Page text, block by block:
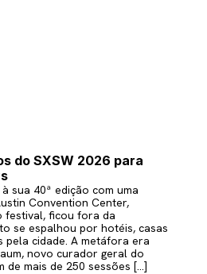
do SXSW 2026 para
sua 40ª edição com uma
Convention Center,
festival, ficou fora da
se espalhou por hotéis, casas
pela cidade. A metáfora era
novo curador geral do
de mais de 250 sessões […]